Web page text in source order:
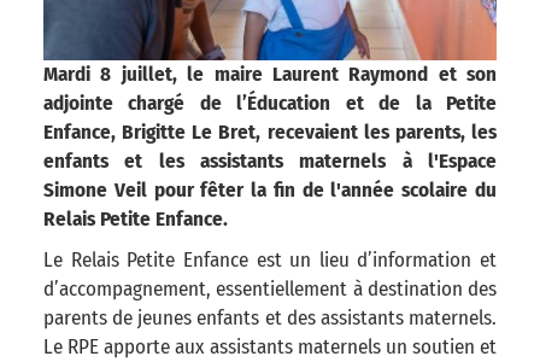
Mardi 8 juillet, le maire Laurent Raymond et son
adjointe chargé de l’Éducation et de la Petite
Enfance, Brigitte Le Bret, recevaient les parents, les
enfants et les assistants maternels à l'Espace
Simone Veil pour fêter la fin de l'année scolaire du
Relais Petite Enfance.
Le Relais Petite Enfance est un lieu d’information et
d’accompagnement, essentiellement à destination des
parents de jeunes enfants et des assistants maternels.
Le RPE apporte aux assistants maternels un soutien et